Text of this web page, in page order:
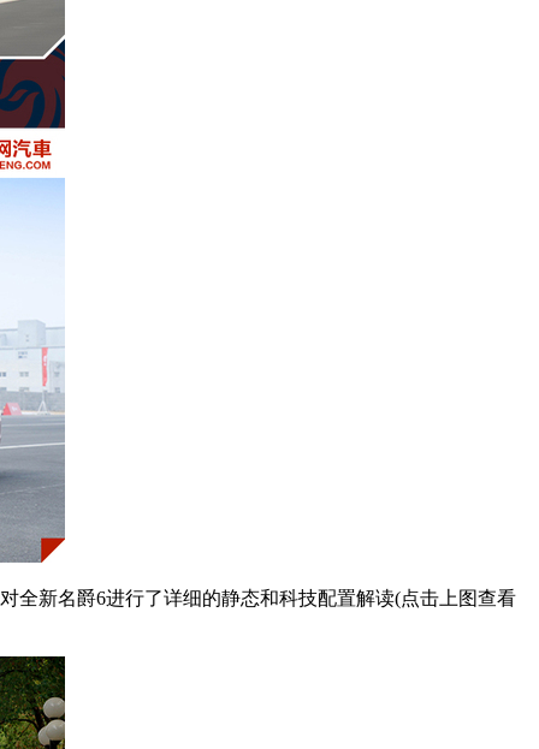
全新名爵6进行了详细的静态和科技配置解读(点击上图查看